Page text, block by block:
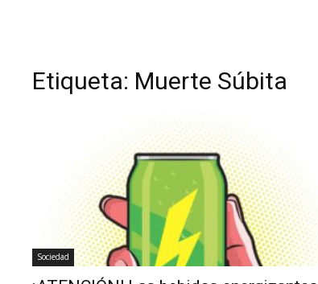
Etiqueta: Muerte Súbita
Sociedad